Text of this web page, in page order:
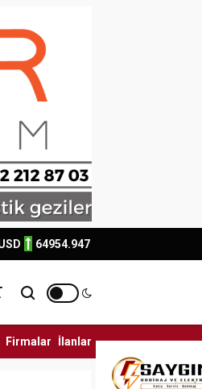
64954.947
Firmalar İlanlar